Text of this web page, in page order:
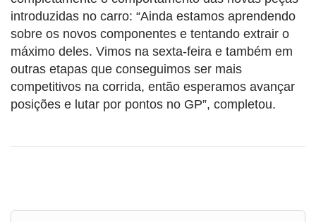
introduzidas no carro: “Ainda estamos aprendendo
sobre os novos componentes e tentando extrair o
máximo deles. Vimos na sexta-feira e também em
outras etapas que conseguimos ser mais
competitivos na corrida, então esperamos avançar
posições e lutar por pontos no GP”, completou.